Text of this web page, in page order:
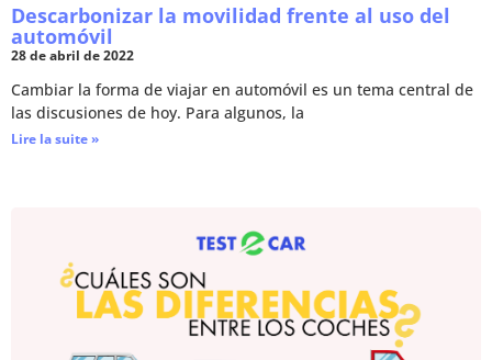
Descarbonizar la movilidad frente al uso del
automóvil
28 de abril de 2022
Cambiar la forma de viajar en automóvil es un tema central de
las discusiones de hoy. Para algunos, la
Lire la suite »